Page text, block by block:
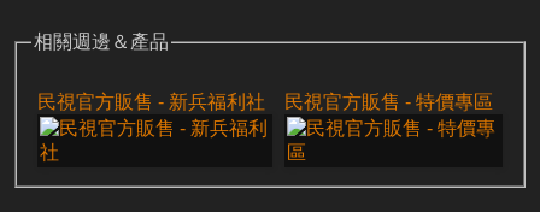
相關週邊＆產品
民視官方販售 - 新兵福利社 民視官方販售 - 特價專區